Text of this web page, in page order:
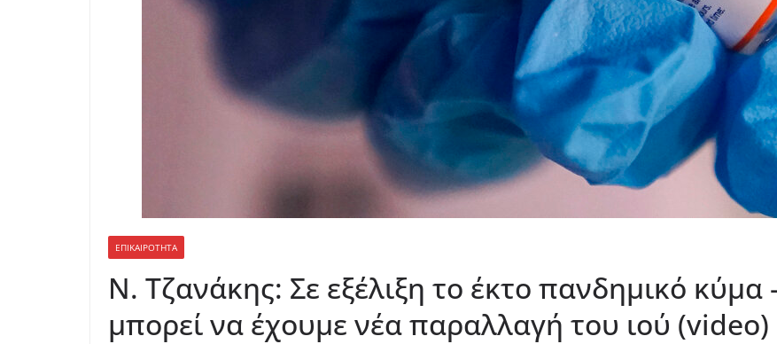
ΕΠΙΚΑΙΡΟΤΗΤΑ
N. Tζανάκης: Σε εξέλιξη το έκτο πανδημικό
μπορεί να έχουμε νέα παραλλαγή του ιού (video)